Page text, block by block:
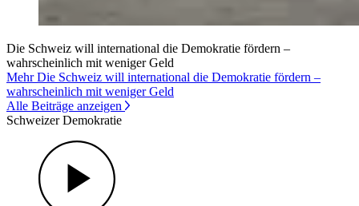
Die Schweiz will international die Demokratie fördern –
wahrscheinlich mit weniger Geld
Mehr Die Schweiz will international die Demokratie fördern –
wahrscheinlich mit weniger Geld
Alle Beiträge anzeigen
Schweizer Demokratie